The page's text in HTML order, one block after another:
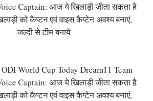
Captain: आज ये खिलाड़ी जीता सकता है
को कैप्टन एवं वाइस कैप्टेन अवश्य बनाएं,
जल्दी से टीम बनाये
World Cup Today Dream11 Team
Captain: आज ये खिलाड़ी जीता सकता है
को कैप्टन एवं वाइस कैप्टेन अवश्य बनाएं,